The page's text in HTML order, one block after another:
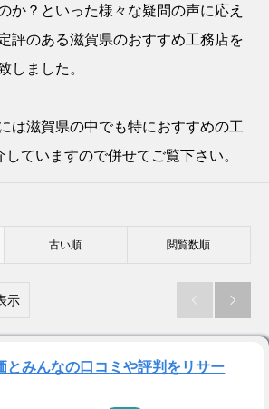
か？といった様々な疑問の声に応え
評のある滋賀県のおすすめ工務店を
しました。
は滋賀県の中でも特におすすめの工
ていますので併せてご覧下さい。
古い順 閲覧数順
示  
とみんなの口コミや評判をリサー